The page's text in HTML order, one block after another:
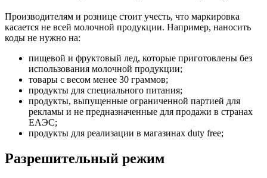
Производителям и рознице стоит учесть, что маркировка
касается не всей молочной продукции. Например, наносить
коды не нужно на:
пищевой и фруктовый лед, которые приготовлены без
использования молочной продукции;
товары с весом менее 30 граммов;
продукты для специального питания;
продукты, выпущенные ограниченной партией для
рекламы и не предназначенные для продажи в странах
ЕАЭС;
продукты для реализации в магазинах duty free;
Разрешительный режим